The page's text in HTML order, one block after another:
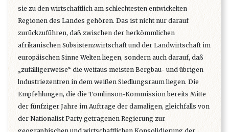
sie zu den wirtschaftlich am schlechtesten entwickelten
Regionen des Landes gehören. Das ist nicht nur darauf
zurückzuführen, daß zwischen der herkömmlichen
afrikanischen Subsistenzwirtschaft und der Landwirtschaft im
europäischen Sinne Welten liegen, sondern auch darauf, daß
„zufälligerweise“ die weitaus meisten Bergbau- und übrigen
lndustriezentren in dem weißen Siedlungsraum liegen. Die
Empfehlungen, die die Tomlinson-Kommission bereits Mitte
der fünfziger Jahre im Auftrage der damaligen, gleichfalls von
der Nationalist Party getragenen Regierung zur